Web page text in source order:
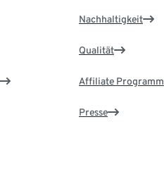
Nachhaltigkeit
Qualität
Affiliate Programm
Presse